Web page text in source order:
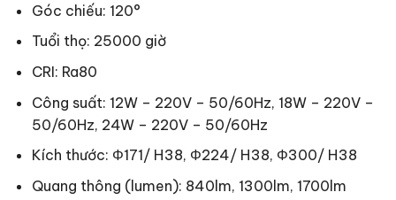
Góc chiếu: 120°
Tuổi thọ: 25000 giờ
CRI: Ra80
Công suất: 12W – 220V – 50/60Hz, 18W – 220V –
50/60Hz, 24W – 220V – 50/60Hz
Kích thước: Φ171/ H38, Φ224/ H38, Φ300/ H38
Quang thông (lumen): 840lm, 1300lm, 1700lm